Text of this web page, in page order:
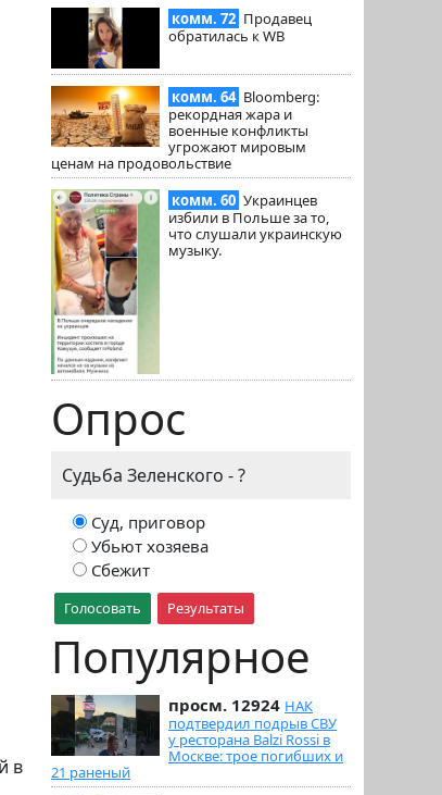
комм. 72 Продавец
обратилась к WB
комм. 64 Bloomberg:
рекордная жара и
военные конфликты
угрожают мировым
ценам на продовольствие
комм. 60 Украинцев
избили в Польше за то,
что слушали украинскую
музыку.
Опрос
Судьба Зеленского - ?
Суд, приговор
Убьют хозяева
Сбежит
Голосовать Результаты
Популярное
просм. 12924 НАК
подтвердил подрыв СВУ
у ресторана Balzi Rossi в
Москве: трое погибших и
21 раненый
в